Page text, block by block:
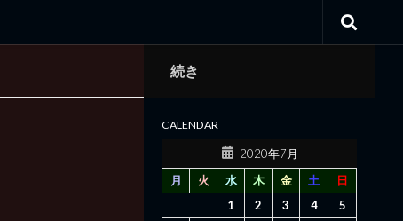
続き
CALENDAR
2020年7月
月
火 水 木 金 土
日
1
2 3 4
5